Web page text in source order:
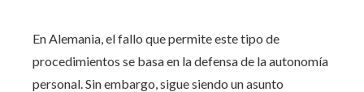
En Alemania, el fallo que permite este tipo de
procedimientos se basa en la defensa de la autonomía
personal. Sin embargo, sigue siendo un asunto